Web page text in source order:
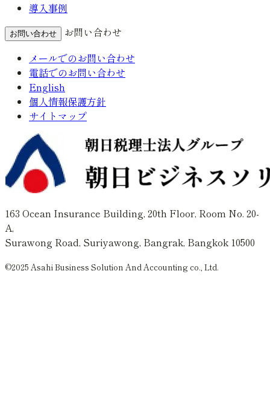
導入事例
お問い合わせ
お問い合わせ
メールでのお問い合わせ
電話でのお問い合わせ
English
個人情報保護方針
サイトマップ
163 Ocean Insurance Building, 20th Floor, Room No. 20-
A,
Surawong Road, Suriyawong, Bangrak, Bangkok 10500
©2025 Asahi Business Solution And Accounting co., Ltd.